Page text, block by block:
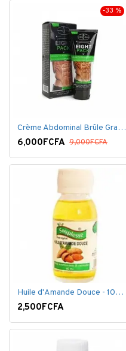
-33 %
Crème Abdominal Brûle Graisse - Effet Rapide - 170grs
6,000FCFA 9,000FCFA
Huile d'Amande Douce - 100% Bio - 60 ml
2,500FCFA